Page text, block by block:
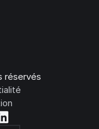
réservés